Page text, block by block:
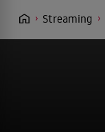
Streaming